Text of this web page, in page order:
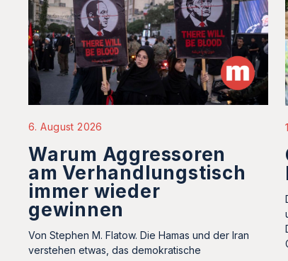
6. August 2026
Warum Aggressoren
am Verhandlungstisch
immer wieder
gewinnen
Von Stephen M. Flatow. Die Hamas und der Iran
verstehen etwas, das demokratische